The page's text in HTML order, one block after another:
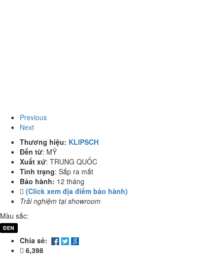
Previous
Next
Thương hiệu: KLIPSCH
Đến từ: MỸ
Xuất xứ: TRUNG QUỐC
Tình trạng: Sắp ra mắt
Bảo hành: 12 tháng
(Click xem địa điểm bảo hành)
Trải nghiệm tại showroom
Màu sắc:
ĐEN
Chia sẻ:
6,398